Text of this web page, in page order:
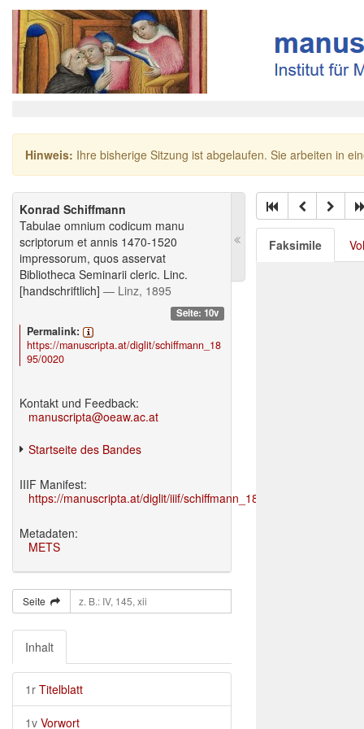
Hinweis: Ihre bisherige Sitzung ist abgelaufen. Sie arbeiten in
Konrad Schiffmann
Tabulae omnium codicum manu
scriptorum et annis 1470-1520
impressorum, quos asservat
Bibliotheca Seminarii cleric. Linc.
[handschriftlich] — Linz, 1895
Seite: 10v
Permalink:
https://manuscripta.at/diglit/schiffmann_18
95/0020
Kontakt und Feedback:
manuscripta@oeaw.ac.at
Startseite des Bandes
IIIF Manifest:
https://manuscripta.at/diglit/iiif/schiffmann_1895/manifest.json
Metadaten:
METS
Seite
Inhalt
1r Titelblatt
1v Vorwort
Faksimile